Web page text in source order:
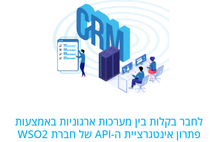
לחבר בקלות בין מערכות ארגוניות באמצעות
פתרון אינטגרציית ה-API של חברת WSO2